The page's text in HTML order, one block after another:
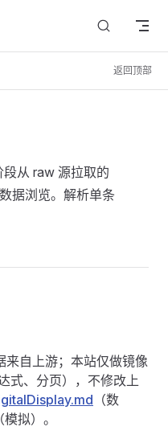
返回顶部
段从 raw 源拉取的
数据浏览。解析单条
来自上游；本站仅做镜像
式、分页），不修改上
（数
（模拟）。